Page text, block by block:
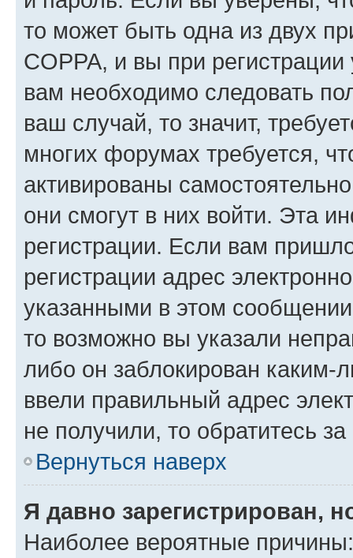
то может быть одна из двух
COPPA, и вы при
вам необходимо следовать
ваш случай, то значит,
многих форумах требуется,
активированы
они смогут в них войти. Эта
регистрации. Если вам
регистрации адрес
указанными в этом
то возможно вы указали
либо он заблокирован
ввели правильный адрес
не получили, то обратитесь
Вернуться наверх
Я давно зарегистрирован,
Наиболее вероятные